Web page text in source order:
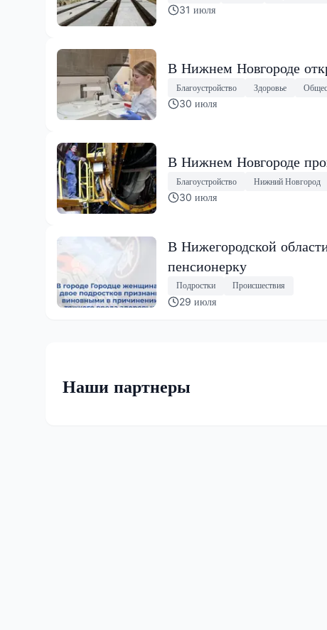
31 июля
В Нижнем Новгороде
Благоустройство Здоровье
30 июля
В Нижнем Новгороде
Благоустройство Нижний Новгород
30 июля
В Нижегородской
пенсионерку
Подростки Происшествия
29 июля
Наши партнеры